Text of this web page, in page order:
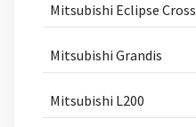
Mitsubishi Eclipse Cross
Mitsubishi Grandis
Mitsubishi L200